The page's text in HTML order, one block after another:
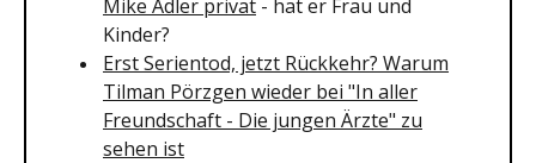
Mike Adler privat - hat er Frau und
Kinder?
Erst Serientod, jetzt Rückkehr? Warum
Tilman Pörzgen wieder bei "In aller
Freundschaft - Die jungen Ärzte" zu
sehen ist